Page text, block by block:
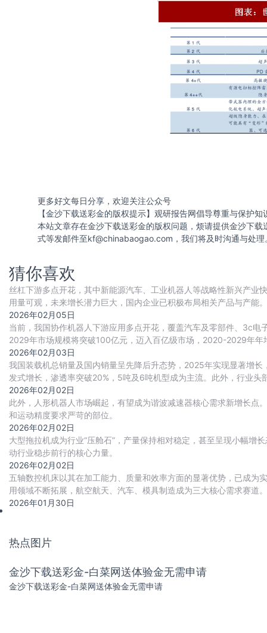
更多好文每日分享，欢迎关注公众号
【金沙下载送彩金的版权提示】观研报告网倡导尊重与保护
本站文章存在金沙下载送彩金的版权问题，烦请提供金沙下
式等发邮件至kf@chinabaogao.com ，我们将及时沟通与处理
猜你喜欢
丝杠下游多点开花，其中新能源汽车、工业机器人等战略性新兴产
用量可观，未来增长潜力巨大，国内企业已积极布局相关产品与产
建设实现多重突破，推动行业国产替代进程持续加
2026年02月05日
当前，我国协作机器人下游应用多点开花，覆盖汽车及零部件、3c
2029年市场规模将突破100亿元，迈入百亿级市场，2020-2029年
2026年02月03日
我国装载机总销量及国内销量呈先降后升态势，2025年实现显著增
发式增长，渗透率突破20%，5吨及6吨机型成为主流。此外，行业
2026年02月02日
此外，人形机器人市场崛起，有望成为谐波减速器核心需求新增长
和运动精度要求严苛的部位。
2026年02月02日
大型拖拉机成为行业“压舱石”，产量保持相对稳定，甚至呈现小幅
动行业稳步前行的核心力量。
2026年02月02日
五轴数控机床以其在加工能力、质量和效率方面的显著优势，已成
用领域不断拓展，航空航天、汽车、模具制造成为三大核心需求赛
代进程加速推进，国产化率从2020年的18
2026年01月30日
热点图片
金沙下载送彩金-白菜网送体验金无需申请
金沙下载送彩金-白菜网送体验金无需申请